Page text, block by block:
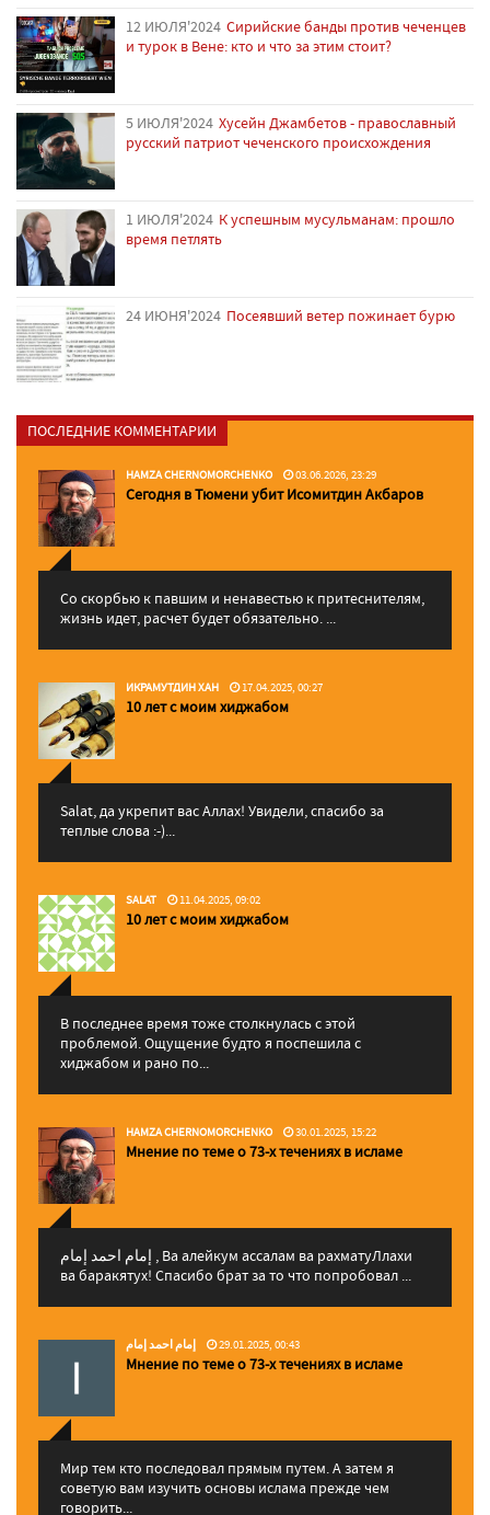
12 ИЮЛЯ'2024 Сирийские банды против чеченцев
и турок в Вене: кто и что за этим стоит?
5 ИЮЛЯ'2024 Хусейн Джамбетов - православный
русский патриот чеченского происхождения
1 ИЮЛЯ'2024 К успешным мусульманам: прошло
время петлять
24 ИЮНЯ'2024 Посеявший ветер пожинает бурю
ПОСЛЕДНИЕ КОММЕНТАРИИ
HAMZA CHERNOMORCHENKO 03.06.2026, 23:29
Сегодня в Тюмени убит Исомитдин Акбаров
Со скорбью к павшим и ненавестью к притеснителям,
жизнь идет, расчет будет обязательно. ...
ИКРАМУТДИН ХАН 17.04.2025, 00:27
10 лет с моим хиджабом
Salat, да укрепит вас Аллаx! Увидели, спасибо за
теплые слова :-)...
SALAT 11.04.2025, 09:02
10 лет с моим хиджабом
В последнее время тоже столкнулась с этой
проблемой. Ощущение будто я поспешила с
хиджабом и рано по...
HAMZA CHERNOMORCHENKO 30.01.2025, 15:22
Мнение по теме о 73-х течениях в исламе
إمام احمد إمام , Ва алейкум ассалам ва рахматуЛлахи
ва баракятух! Спасибо брат за то что попробовал ...
إمام احمد إمام 29.01.2025, 00:43
Мнение по теме о 73-х течениях в исламе
Мир тем кто последовал прямым путем. А затем я
советую вам изучить основы ислама прежде чем
говорить...